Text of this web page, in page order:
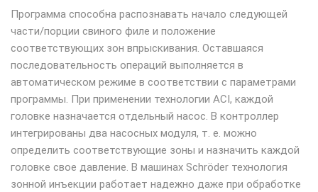
Программа способна распознавать начало следующей
части/порции свиного филе и положение
соответствующих зон впрыскивания. Оставшаяся
последовательность операций выполняется в
автоматическом режиме в соответствии с параметрами
программы. При применении технологии ACI, каждой
головке назначается отдельный насос. В контроллер
интегрированы два насосных модуля, т. е. можно
определить соответствующие зоны и назначить каждой
головке свое давление. В машинах Schröder технология
зонной инъекции работает надежно даже при обработке